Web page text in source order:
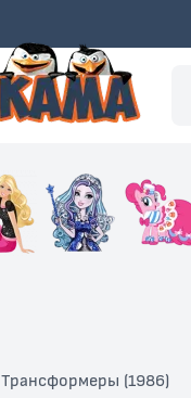
Трансформеры (1986)